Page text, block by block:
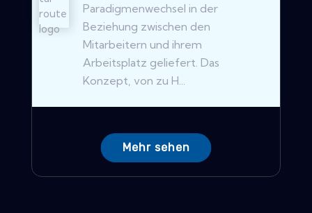
Paradigmenwechsel in der
Beziehung zwischen den
Mitarbeitern und ihrem
Arbeitsplatz geliefert. Das
Konzept, von zu H...
Mehr sehen